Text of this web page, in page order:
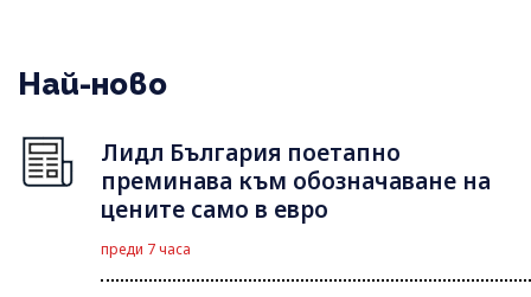
Най-ново
Лидл България поетапно
преминава към обозначаване на
цените само в евро
преди 7 часа